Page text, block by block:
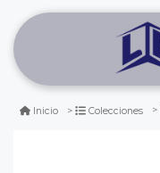
Inicio Colecciones